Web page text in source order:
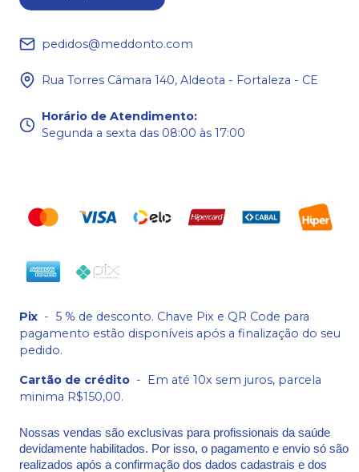
pedidos@meddonto.com
Rua Torres Câmara 140, Aldeota - Fortaleza - CE
Horário de Atendimento:
Segunda a sexta das 08:00 às 17:00
Pix - 5 % de desconto. Chave Pix e QR Code para
pagamento estão disponíveis após a finalização do seu
pedido.
Cartão de crédito - Em até 10x sem juros, parcela
minima R$150,00.
Nossas vendas são exclusivas para profissionais da saúde
devidamente habilitados. Por isso, o pagamento e envio só são
realizados após a confirmação dos dados cadastrais e dos